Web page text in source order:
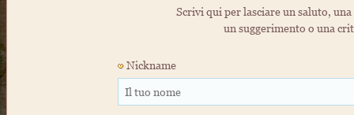
Scrivi qui per lasciare un saluto,
un suggerimento o una
Nickname